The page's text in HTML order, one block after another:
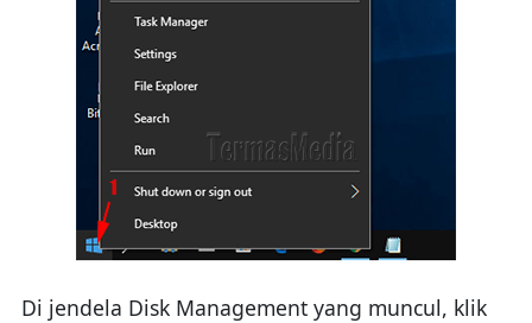
Di jendela Disk Management yang muncul, klik